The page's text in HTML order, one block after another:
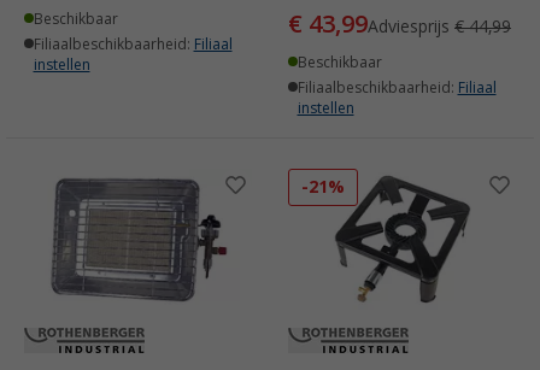
Beschikbaar
Filiaalbeschikbaarheid: Filiaal
instellen
€ 43,99Adviesprijs € 44,99
Beschikbaar
Filiaalbeschikbaarheid: Filiaal
instellen
-21%